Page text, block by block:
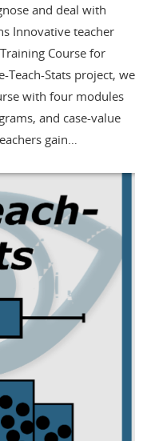
and deal with
Innovative teacher
Course for
Teach-Stats project, we
with four modules
and case-value
gain…